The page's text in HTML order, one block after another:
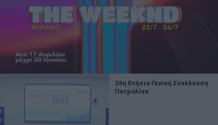
26η Ετήσια Γενική Συνέλευση
Πετρολίνα